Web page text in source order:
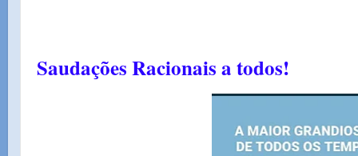
Saudações Racionais a todos!